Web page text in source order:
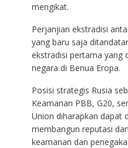
mengikat.
Perjanjian ekstradisi
yang baru saja
ekstradisi pertama yang
negara di Benua Eropa.
Posisi strategis Rusia
Keamanan PBB, G20,
Union diharapkan dapat
membangun reputasi
keamanan dan